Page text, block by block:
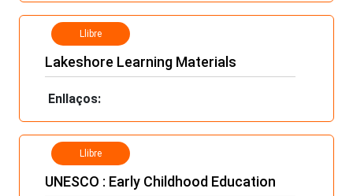
Llibre
Lakeshore Learning Materials
Enllaços:
Llibre
UNESCO : Early Childhood Education